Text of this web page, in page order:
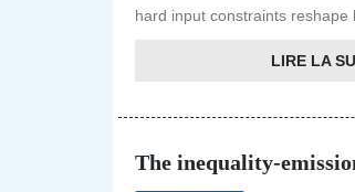
hard input constraints reshape
LIRE LA
The inequality-